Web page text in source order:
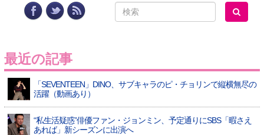
最近の記事
「SEVENTEEN」DINO、サブキャラのピ・チョリンで縦横無尽の
活躍（動画あり）
“私生活疑惑”俳優ファン・ジョンミン、予定通りにSBS「暇さえ
あれば」新シーズンに出演へ